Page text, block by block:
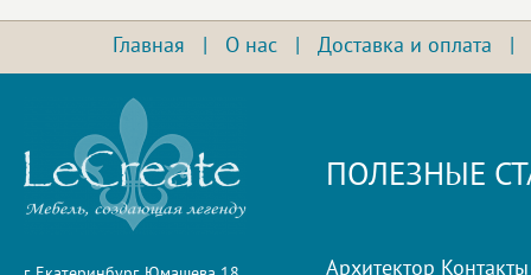
Главная О нас Доставка и оплата
ПОЛЕЗНЫЕ